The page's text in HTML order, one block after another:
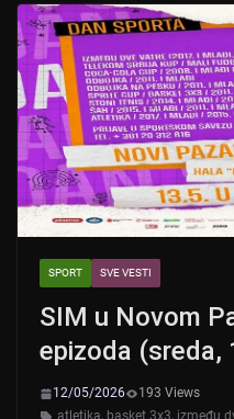
A
p
p
b
o
o
k
SPORT SVE VESTI
SIM u Novom
epizoda (sreda,
12/05/2026
193 Views